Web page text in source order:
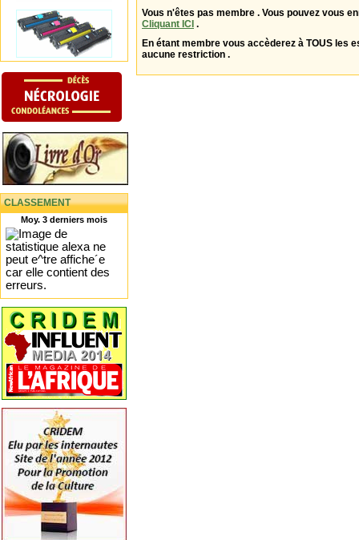
CLASSEMENT
Moy. 3 derniers mois
Vous n'êtes pas membre . Vous pouvez vous
Cliquant ICI .
En étant membre vous accèderez à TOUS les
aucune restriction .